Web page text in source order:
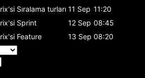
Sıralama turları 11 Sep 11:20
Sprint 12 Sep 08:45
Feature 13 Sep 08:20